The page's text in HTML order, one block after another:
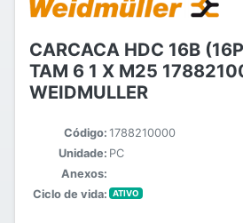
CARCACA HDC 16B
TAM 6 1 X M25
WEIDMULLER
Código: 1788210000
Unidade: PC
Anexos:
Ciclo de vida:
ATIVO